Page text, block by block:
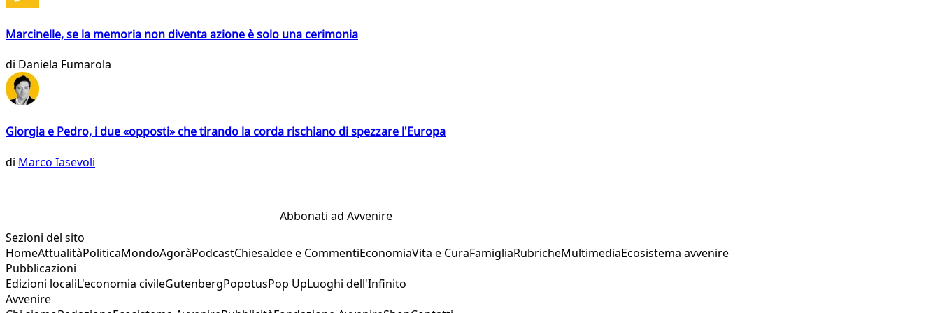
Marcinelle, se la memoria non diventa azione è solo una cerimonia
di Daniela Fumarola
Giorgia e Pedro, i due «opposti» che tirando la corda rischiano di spezzare l'Europa
di Marco Iasevoli
Abbonati ad Avvenire
Sezioni del sito
HomeAttualitàPoliticaMondoAgoràPodcastChiesaIdee e CommentiEconomiaVita e CuraFamigliaRubricheMultimediaEcosistema avvenire
Pubblicazioni
Edizioni localiL'economia civileGutenbergPopotusPop UpLuoghi dell'Infinito
Avvenire